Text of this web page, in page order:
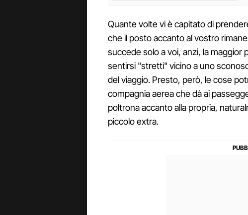
Quante volte vi è capitato di
che il posto accanto al vostro
succede solo a voi, anzi, la maggior
sentirsi "stretti" vicino a uno
del viaggio. Presto, però, le cose
compagnia aerea che dà ai
poltrona accanto alla propria,
piccolo extra.